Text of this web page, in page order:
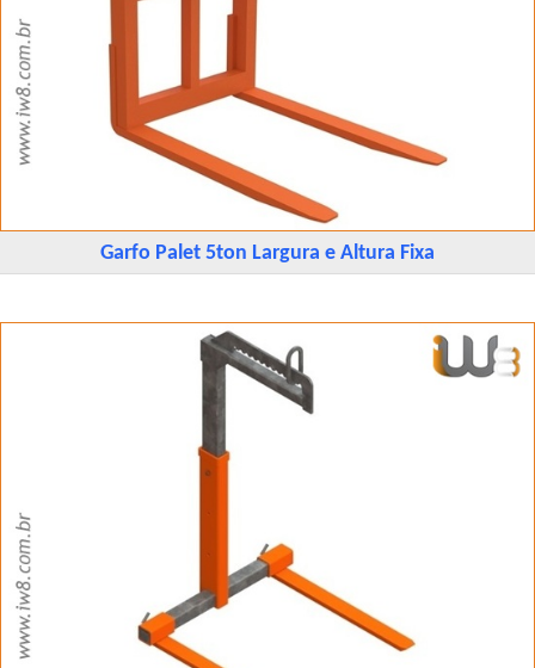
Garfo Palet 5ton Largura e Altura Fixa